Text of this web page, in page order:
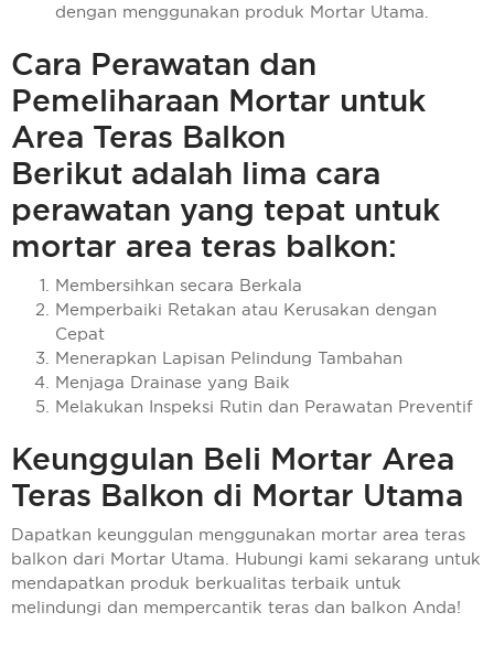
dengan menggunakan produk Mortar Utama.
Cara Perawatan dan
Pemeliharaan Mortar untuk
Area Teras Balkon
Berikut adalah lima cara
perawatan yang tepat untuk
mortar area teras balkon:
Membersihkan secara Berkala
Memperbaiki Retakan atau Kerusakan dengan
Cepat
Menerapkan Lapisan Pelindung Tambahan
Menjaga Drainase yang Baik
Melakukan Inspeksi Rutin dan Perawatan Preventif
Keunggulan Beli Mortar Area
Teras Balkon di Mortar Utama
Dapatkan keunggulan menggunakan mortar area teras
balkon dari Mortar Utama. Hubungi kami sekarang untuk
mendapatkan produk berkualitas terbaik untuk
melindungi dan mempercantik teras dan balkon Anda!